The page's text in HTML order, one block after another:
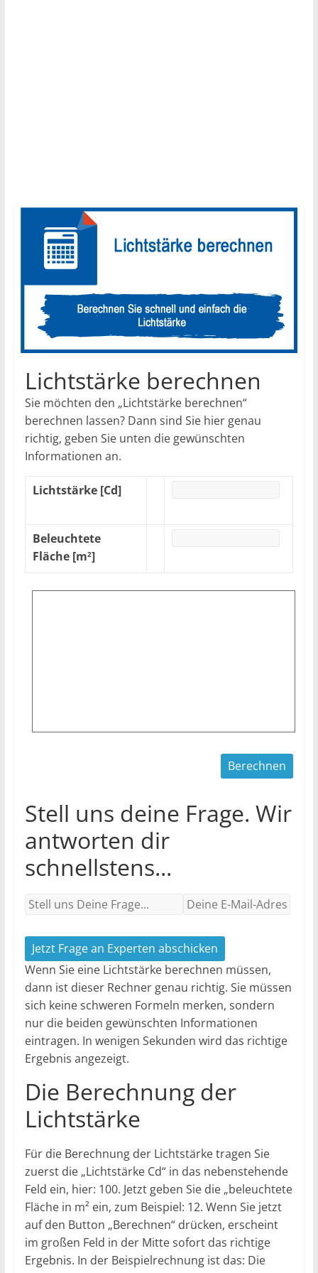
Lichtstärke berechnen
Sie möchten den „Lichtstärke berechnen“
berechnen lassen? Dann sind Sie hier genau
richtig, geben Sie unten die gewünschten
Informationen an.
Lichtstärke [Cd]
Beleuchtete
Fläche [m2]
Stell uns deine Frage. Wir
antworten dir
schnellstens...
Jetzt Frage an Experten abschicken
Wenn Sie eine Lichtstärke berechnen müssen,
dann ist dieser Rechner genau richtig. Sie müssen
sich keine schweren Formeln merken, sondern
nur die beiden gewünschten Informationen
eintragen. In wenigen Sekunden wird das richtige
Ergebnis angezeigt.
Die Berechnung der
Lichtstärke
Für die Berechnung der Lichtstärke tragen Sie
zuerst die „Lichtstärke Cd“ in das nebenstehende
Feld ein, hier: 100. Jetzt geben Sie die „beleuchtete
Fläche in m² ein, zum Beispiel: 12. Wenn Sie jetzt
auf den Button „Berechnen“ drücken, erscheint
im großen Feld in der Mitte sofort das richtige
Ergebnis. In der Beispielrechnung ist das: Die